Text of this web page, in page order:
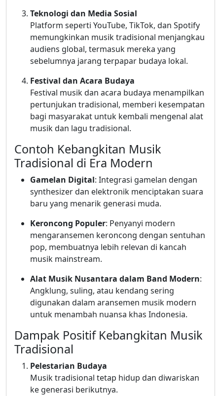
Teknologi dan Media Sosial
Platform seperti YouTube, TikTok, dan Spotify
memungkinkan musik tradisional menjangkau
audiens global, termasuk mereka yang
sebelumnya jarang terpapar budaya lokal.
Festival dan Acara Budaya
Festival musik dan acara budaya menampilkan
pertunjukan tradisional, memberi kesempatan
bagi masyarakat untuk kembali mengenal alat
musik dan lagu tradisional.
Contoh Kebangkitan Musik
Tradisional di Era Modern
Gamelan Digital: Integrasi gamelan dengan
synthesizer dan elektronik menciptakan suara
baru yang menarik generasi muda.
Keroncong Populer: Penyanyi modern
mengaransemen keroncong dengan sentuhan
pop, membuatnya lebih relevan di kancah
musik mainstream.
Alat Musik Nusantara dalam Band Modern:
Angklung, suling, atau kendang sering
digunakan dalam aransemen musik modern
untuk menambah nuansa khas Indonesia.
Dampak Positif Kebangkitan Musik
Tradisional
Pelestarian Budaya
Musik tradisional tetap hidup dan diwariskan
ke generasi berikutnya.